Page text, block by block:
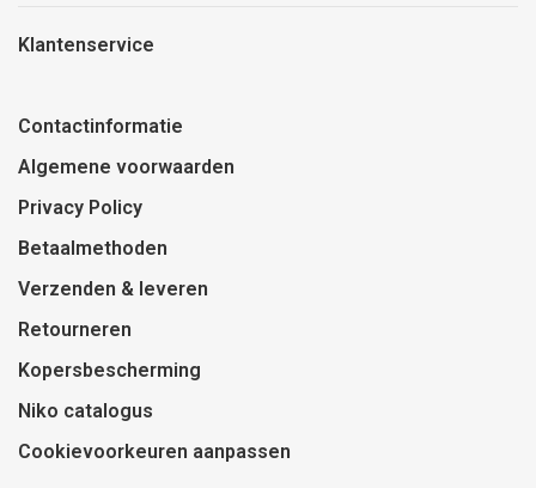
Klantenservice
Contactinformatie
Algemene voorwaarden
Privacy Policy
Betaalmethoden
Verzenden & leveren
Retourneren
Kopersbescherming
Niko catalogus
Cookievoorkeuren aanpassen